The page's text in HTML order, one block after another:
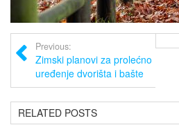
Previous:
Zimski planovi za prolećno
uređenje dvorišta i bašte
RELATED POSTS